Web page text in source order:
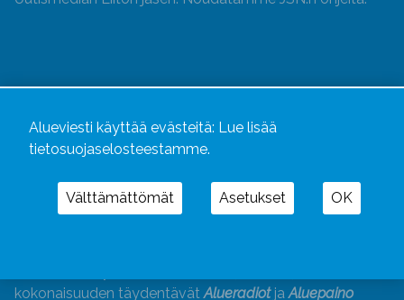
kokonaisuuden täydentävätAlueradiotjaAluepaino
Alueviesti käyttää evästeitä: Lue lisää
tietosuojaselosteestamme.
Välttämättömät Asetukset OK